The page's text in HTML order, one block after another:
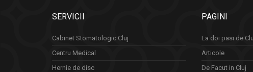
SERVICII
Cabinet Stomatologic Cluj
Centru Medical
Hernie de disc
PAGINI
La doi pasi de
Articole
De Facut in Cluj